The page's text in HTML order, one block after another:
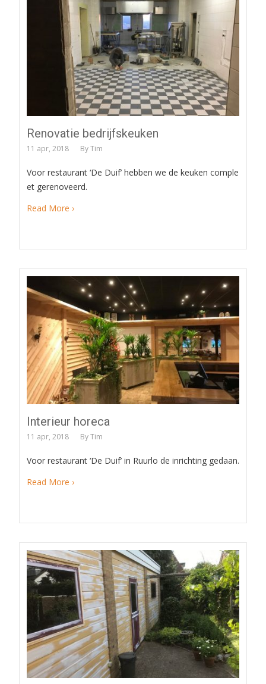
Renovatie bedrijfskeuken
11 apr, 2018 ByTim
Voor restaurant ‘De Duif’ hebben we de keuken comple
et gerenoveerd.
Read More ›
Interieur horeca
11 apr, 2018 ByTim
Voor restaurant ‘De Duif’ in Ruurlo de inrichting gedaan.
Read More ›